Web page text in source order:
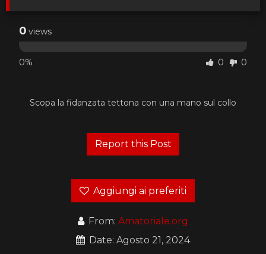
0 views
0% 0 0
Scopa la fidanzata tettona con una mano sul collo
Aggiungi ai preferiti
From: Amatoriale.org
Date: Agosto 21, 2024